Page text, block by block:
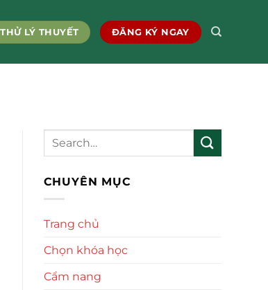
LÝ THUYẾT ĐĂNG KÝ NGAY
CHUYÊN MỤC
Trang chủ
Chọn khóa học
Cẩm nang